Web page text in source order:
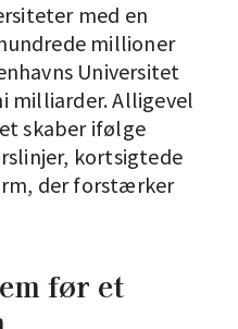
med en
millioner
Universitet
milliarder. Alligevel
skaber ifølge
kortsigtede
der forstærker
før et